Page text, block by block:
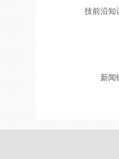
技前沿知
新闻链